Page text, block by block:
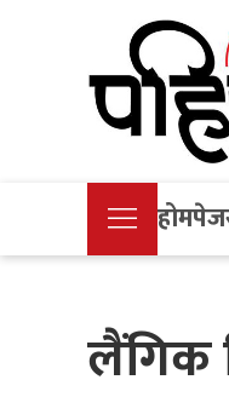
होमपेज
लैंगिक